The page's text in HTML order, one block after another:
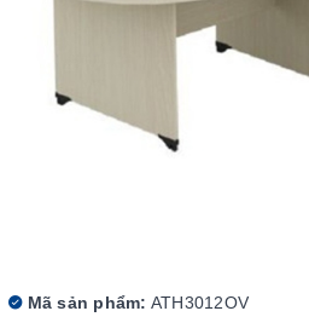
Mã sản phẩm: ATH3012OV